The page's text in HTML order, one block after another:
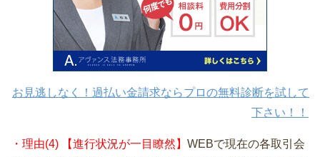
お見逃しなく！過払い金請求ならプロの無料診断を試して
下さい！！
・理由(4) 【進行状況が一目瞭然】 WEBで現在の各取引会